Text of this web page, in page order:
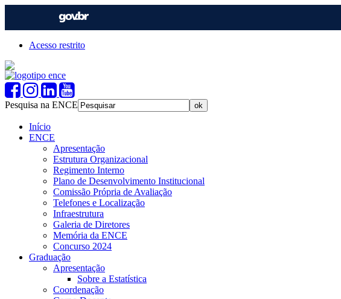
Acesso restrito
Pesquisa na ENCE
Início
ENCE
Apresentação
Estrutura Organizacional
Regimento Interno
Plano de Desenvolvimento Institucional
Comissão Própria de Avaliação
Telefones e Localização
Infraestrutura
Galeria de Diretores
Memória da ENCE
Concurso 2024
Graduação
Apresentação
Sobre a Estatística
Coordenação